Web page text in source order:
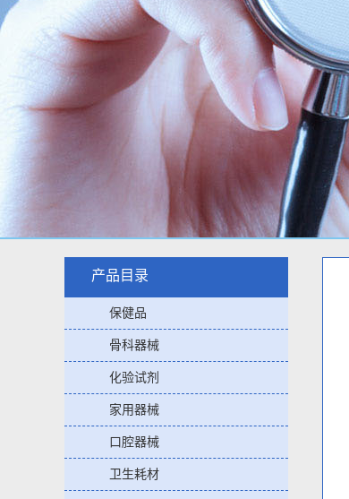
产品目录
保健品
骨科器械
化验试剂
家用器械
口腔器械
卫生耗材